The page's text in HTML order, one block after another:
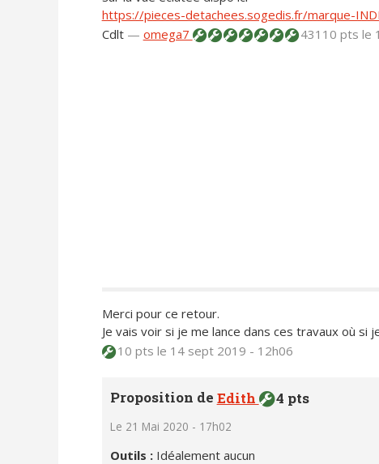
https://pieces-detachees.sogedis.fr/marque-
Cdlt — omega7 43110 pts le
Merci pour ce retour.
Je vais voir si je me lance dans ces travaux où si
10 pts le 14 sept 2019 - 12h06
Proposition de Edith 4 pts
Le 21 Mai 2020 - 17h02
Outils : Idéalement aucun